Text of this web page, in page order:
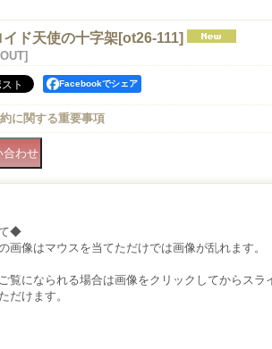
イド天使の十字架[ot26-111]
Facebookでシェア
に関する重要事項
◆
画像はマウスを当てただけでは画像が乱れます。
覧になられる場合は画像をクリックしてからス
だけます。